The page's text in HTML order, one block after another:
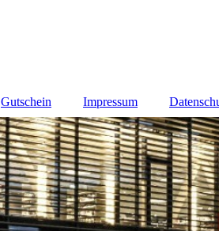
Gutschein Impressum